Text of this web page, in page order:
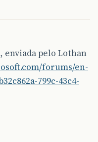
enviada pelo Lothan
forums/en-
799c-43c4-